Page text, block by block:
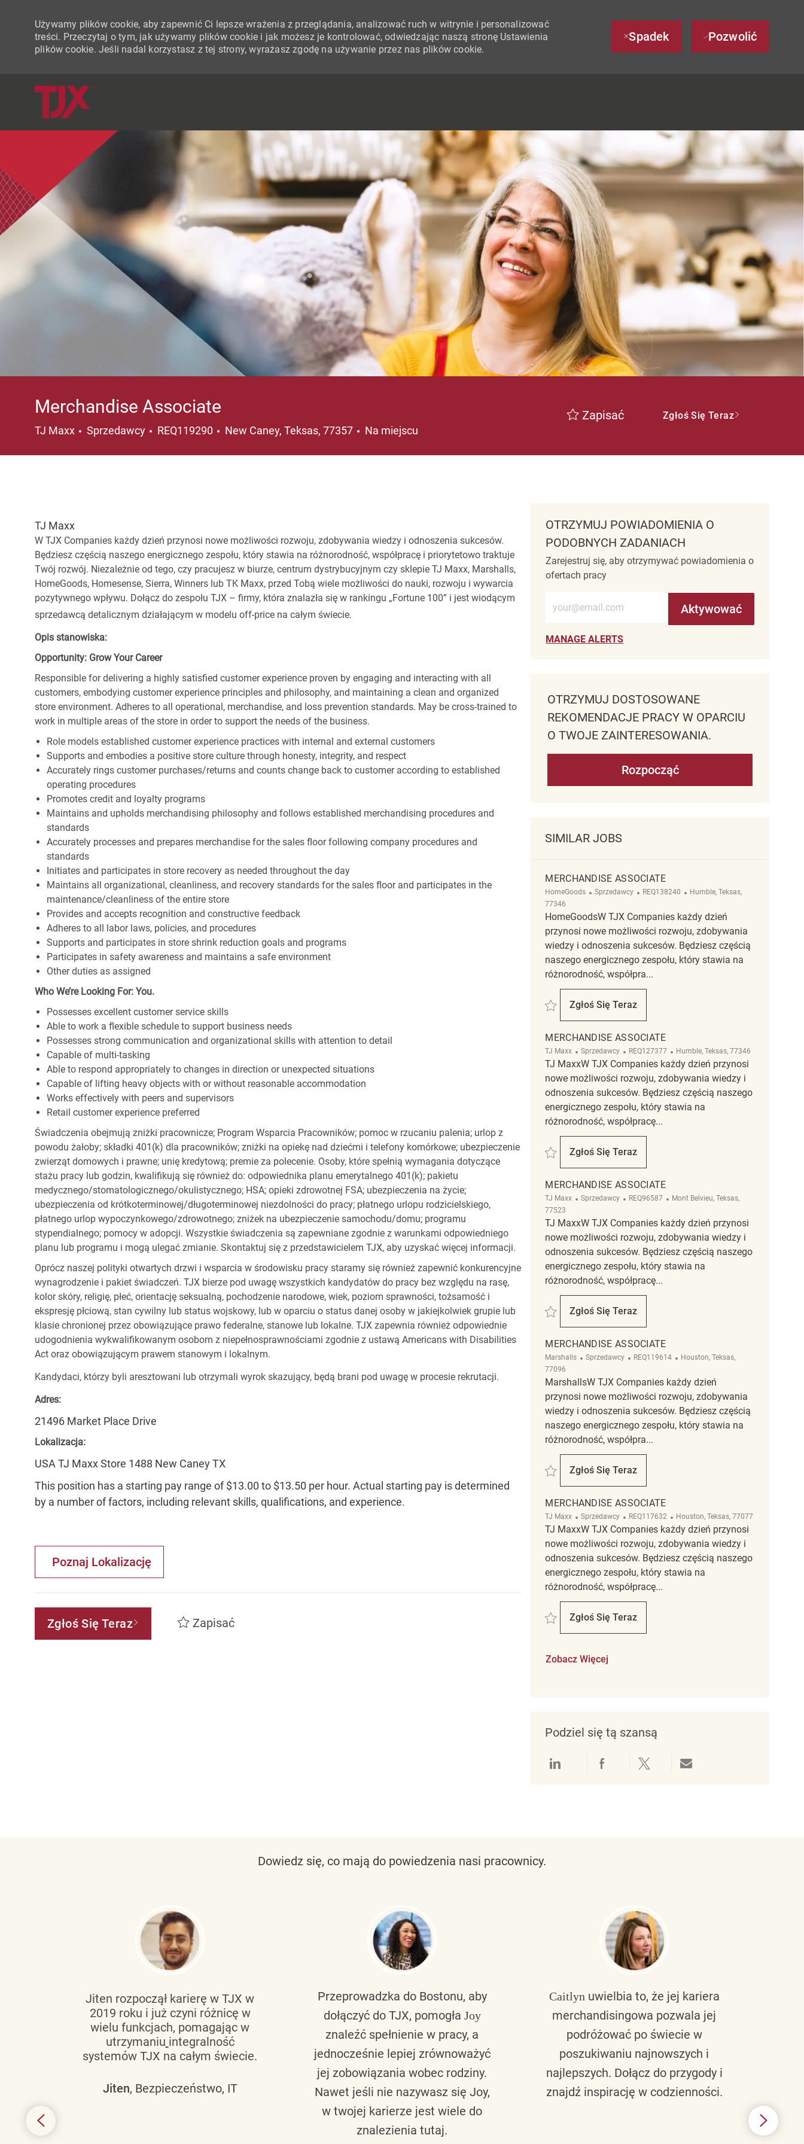
Używamy plików cookie, aby zapewnić Ci lepsze wrażenia z przeglądania, analizować ruch w witrynie i personalizować
treści. Przeczytaj o tym, jak używamy plików cookie i jak możesz je kontrolować, odwiedzając naszą stronę Ustawienia
plików cookie. Jeśli nadal korzystasz z tej strony, wyrażasz zgodę na używanie przez nas plików cookie.
Spadek Pozwolić
Merchandise Associate
TJ Maxx Kategoria
Sprzedawcy REQ119290 Lokalizacja
New Caney, Teksas, 77357 Na miejscu
Zapisać Zgłoś Się Teraz
TJ Maxx
W TJX Companies każdy dzień przynosi nowe możliwości rozwoju, zdobywania wiedzy i odnoszenia sukcesów.
Będziesz częścią naszego energicznego zespołu, który stawia na różnorodność, współpracę i priorytetowo traktuje
Twój rozwój. Niezależnie od tego, czy pracujesz w biurze, centrum dystrybucyjnym czy sklepie TJ Maxx, Marshalls,
HomeGoods, Homesense, Sierra, Winners lub TK Maxx, przed Tobą wiele możliwości do nauki, rozwoju i wywarcia
pozytywnego wpływu. Dołącz do zespołu TJX – firmy, która znalazła się w rankingu „Fortune 100” i jest wiodącym
sprzedawcą detalicznym działającym w modelu off-price na całym świecie.
Opis stanowiska:
Opportunity: Grow Your Career
Responsible for delivering a highly satisfied customer experience proven by engaging and interacting with all
customers, embodying customer experience principles and philosophy, and maintaining a clean and organized
store environment. Adheres to all operational, merchandise, and loss prevention standards. May be cross-trained to
work in multiple areas of the store in order to support the needs of the business.
Role models established customer experience practices with internal and external customers
Supports and embodies a positive store culture through honesty, integrity, and respect
Accurately rings customer purchases/returns and counts change back to customer according to established
operating procedures
Promotes credit and loyalty programs
Maintains and upholds merchandising philosophy and follows established merchandising procedures and
standards
Accurately processes and prepares merchandise for the sales floor following company procedures and
standards
Initiates and participates in store recovery as needed throughout the day
Maintains all organizational, cleanliness, and recovery standards for the sales floor and participates in the
maintenance/cleanliness of the entire store
Provides and accepts recognition and constructive feedback
Adheres to all labor laws, policies, and procedures
Supports and participates in store shrink reduction goals and programs
Participates in safety awareness and maintains a safe environment
Other duties as assigned
Who We’re Looking For: You.
Possesses excellent customer service skills
Able to work a flexible schedule to support business needs
Possesses strong communication and organizational skills with attention to detail
Capable of multi-tasking
Able to respond appropriately to changes in direction or unexpected situations
Capable of lifting heavy objects with or without reasonable accommodation
Works effectively with peers and supervisors
Retail customer experience preferred
Świadczenia obejmują zniżki pracownicze; Program Wsparcia Pracowników; pomoc w rzucaniu palenia; urlop z
powodu żałoby; składki 401(k) dla pracowników; zniżki na opiekę nad dziećmi i telefony komórkowe; ubezpieczenie
zwierząt domowych i prawne; unię kredytową; premie za polecenie. Osoby, które spełnią wymagania dotyczące
stażu pracy lub godzin, kwalifikują się również do: odpowiednika planu emerytalnego 401(k); pakietu
medycznego/stomatologicznego/okulistycznego; HSA; opieki zdrowotnej FSA; ubezpieczenia na życie;
ubezpieczenia od krótkoterminowej/długoterminowej niezdolności do pracy; płatnego urlopu rodzicielskiego,
płatnego urlop wypoczynkowego/zdrowotnego; zniżek na ubezpieczenie samochodu/domu; programu
stypendialnego; pomocy w adopcji. Wszystkie świadczenia są zapewniane zgodnie z warunkami odpowiedniego
planu lub programu i mogą ulegać zmianie. Skontaktuj się z przedstawicielem TJX, aby uzyskać więcej informacji.
Oprócz naszej polityki otwartych drzwi i wsparcia w środowisku pracy staramy się również zapewnić konkurencyjne
wynagrodzenie i pakiet świadczeń. TJX bierze pod uwagę wszystkich kandydatów do pracy bez względu na rasę,
kolor skóry, religię, płeć, orientację seksualną, pochodzenie narodowe, wiek, poziom sprawności, tożsamość i
ekspresję płciową, stan cywilny lub status wojskowy, lub w oparciu o status danej osoby w jakiejkolwiek grupie lub
klasie chronionej przez obowiązujące prawo federalne, stanowe lub lokalne. TJX zapewnia również odpowiednie
udogodnienia wykwalifikowanym osobom z niepełnosprawnościami zgodnie z ustawą Americans with Disabilities
Act oraz obowiązującym prawem stanowym i lokalnym.
Kandydaci, którzy byli aresztowani lub otrzymali wyrok skazujący, będą brani pod uwagę w procesie rekrutacji.
Adres:
21496 Market Place Drive
Lokalizacja:
USA TJ Maxx Store 1488 New Caney TX
This position has a starting pay range of $13.00 to $13.50 per hour. Actual starting pay is determined
by a number of factors, including relevant skills, qualifications, and experience.
Poznaj Lokalizację
Zgłoś Się Teraz Zapisać
OTRZYMUJ POWIADOMIENIA O
PODOBNYCH ZADANIACH
Zarejestruj się, aby otrzymywać powiadomienia o
ofertach pracy
Wprowadź adres e-mail (wymagane)
Aktywować
MANAGE ALERTS
OTRZYMUJ DOSTOSOWANE
REKOMENDACJE PRACY W OPARCIU
O TWOJE ZAINTERESOWANIA.
Rozpocząć
SIMILAR JOBS
MERCHANDISE ASSOCIATE
HomeGoods Kategoria
Sprzedawcy ReqId
REQ138240 Lokalizacja
Humble, Teksas,
77346
HomeGoodsW TJX Companies każdy dzień
przynosi nowe możliwości rozwoju, zdobywania
wiedzy i odnoszenia sukcesów. Będziesz częścią
naszego energicznego zespołu, który stawia na
różnorodność, współpra...
Zapisać Merchandise Associate REQ138240
Zgłoś Się Teraz
Merchandise Associate
MERCHANDISE ASSOCIATE
TJ Maxx Kategoria
Sprzedawcy ReqId
REQ127377 Lokalizacja
Humble, Teksas, 77346
TJ MaxxW TJX Companies każdy dzień przynosi
nowe możliwości rozwoju, zdobywania wiedzy i
odnoszenia sukcesów. Będziesz częścią naszego
energicznego zespołu, który stawia na
różnorodność, współpracę...
Zapisać Merchandise Associate REQ127377
Zgłoś Się Teraz
Merchandise Associate
MERCHANDISE ASSOCIATE
TJ Maxx Kategoria
Sprzedawcy ReqId
REQ96587 Lokalizacja
Mont Belvieu, Teksas,
77523
TJ MaxxW TJX Companies każdy dzień przynosi
nowe możliwości rozwoju, zdobywania wiedzy i
odnoszenia sukcesów. Będziesz częścią naszego
energicznego zespołu, który stawia na
różnorodność, współpracę...
Zapisać Merchandise Associate REQ96587
Zgłoś Się Teraz
Merchandise Associate
MERCHANDISE ASSOCIATE
Marshalls Kategoria
Sprzedawcy ReqId
REQ119614 Lokalizacja
Houston, Teksas,
77096
MarshallsW TJX Companies każdy dzień
przynosi nowe możliwości rozwoju, zdobywania
wiedzy i odnoszenia sukcesów. Będziesz częścią
naszego energicznego zespołu, który stawia na
różnorodność, współpra...
Zapisać Merchandise Associate REQ119614
Zgłoś Się Teraz
Merchandise Associate
MERCHANDISE ASSOCIATE
TJ Maxx Kategoria
Sprzedawcy ReqId
REQ117632 Lokalizacja
Houston, Teksas, 77077
TJ MaxxW TJX Companies każdy dzień przynosi
nowe możliwości rozwoju, zdobywania wiedzy i
odnoszenia sukcesów. Będziesz częścią naszego
energicznego zespołu, który stawia na
różnorodność, współpracę...
Zapisać merchandise associate REQ117632
Zgłoś Się Teraz
Merchandise Associate
Zobacz Więcej
Podziel się tą szansą
Udostępnianie przez LinkedIn
Udostępnianie przez Facebook
Udostępnij przez Twitter
Udostępnianie przez e-mail
Dowiedz się, co mają do powiedzenia nasi pracownicy.
Jiten rozpoczął karierę w TJX w
2019 roku i już czyni różnicę w
wielu funkcjach, pomagając w
utrzymaniu integralność
systemów TJX na całym świecie.
Jiten, Bezpieczeństwo, IT
Przeprowadzka do Bostonu, aby
dołączyć do TJX, pomogła Joy
znaleźć spełnienie w pracy, a
jednocześnie lepiej zrównoważyć
jej zobowiązania wobec rodziny.
Nawet jeśli nie nazywasz się Joy,
w twojej karierze jest wiele do
znalezienia tutaj.
Caitlynuwielbia to, że jej kariera
merchandisingowa pozwala jej
podróżować po świecie w
poszukiwaniu najnowszych i
najlepszych. Dołącz do przygody i
znajdź inspirację w codzienności.